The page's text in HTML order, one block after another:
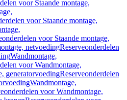
voor Staande montage,
voor Staande montage,
voor Staande montage,
netvoedingReserveonderdelen
Wandmontage,
voor Wandmontage,
generatorvoedingReserveonderdelen
Wandmontage,
voor Wandmontage,